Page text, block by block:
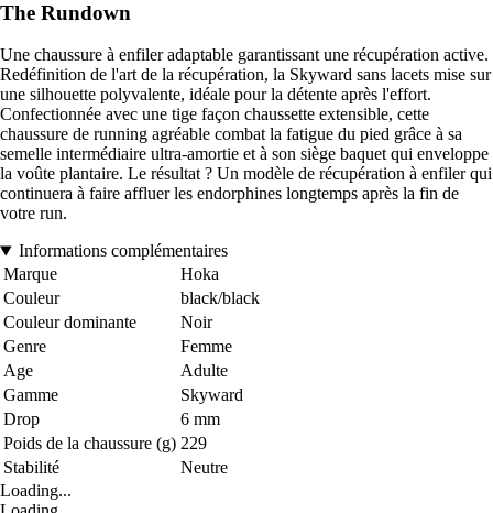
The Rundown
Une chaussure à enfiler adaptable garantissant une récupération active.
Redéfinition de l'art de la récupération, la Skyward sans lacets mise sur
une silhouette polyvalente, idéale pour la détente après l'effort.
Confectionnée avec une tige façon chaussette extensible, cette
chaussure de running agréable combat la fatigue du pied grâce à sa
semelle intermédiaire ultra-amortie et à son siège baquet qui enveloppe
la voûte plantaire. Le résultat ? Un modèle de récupération à enfiler qui
continuera à faire affluer les endorphines longtemps après la fin de
votre run.
Informations complémentaires
Marque
Hoka
Couleur
black/black
Couleur dominante
Noir
Genre
Femme
Age
Adulte
Gamme
Skyward
Drop
6 mm
Poids de la chaussure (g) 229
Stabilité
Neutre
Loading...